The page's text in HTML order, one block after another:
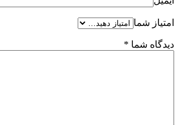
امتیاز شما
دیدگاه شما *